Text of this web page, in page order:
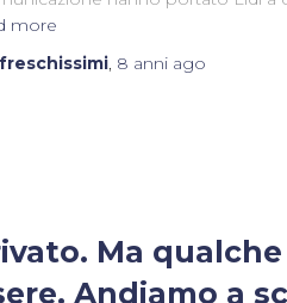
more
, 8 anniago
Ma
Andiamo a